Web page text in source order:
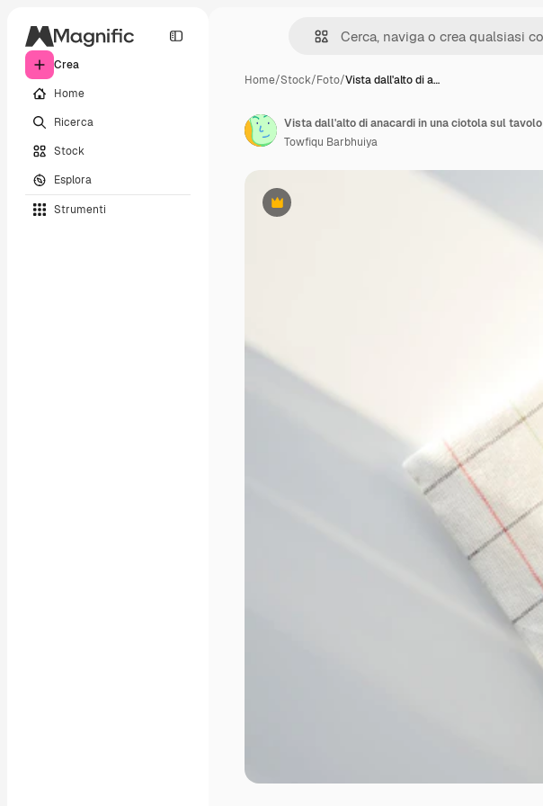
Crea
Home
Ricerca
Stock
Esplora
Strumenti
Home/Stock/Foto/Vista dall'alto di a…
Premium
Vista dall'alto di anacardi in una ciotola sul tavolo
Towfiqu Barbhuiya